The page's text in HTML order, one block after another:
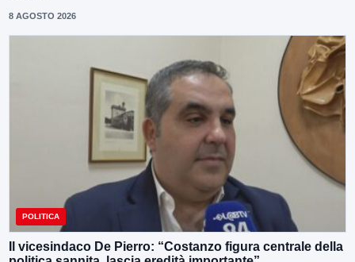
8 AGOSTO 2026
POLITICA
Il vicesindaco De Pierro: “Costanzo figura centrale della